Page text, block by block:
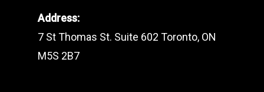
Address:
7 St Thomas St. Suite 602 Toronto, ON
M5S 2B7